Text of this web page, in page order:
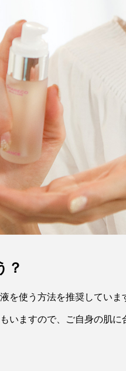
？
を使う方法を推奨していま
いますので、ご自身の肌
ノーカラーメイク＆